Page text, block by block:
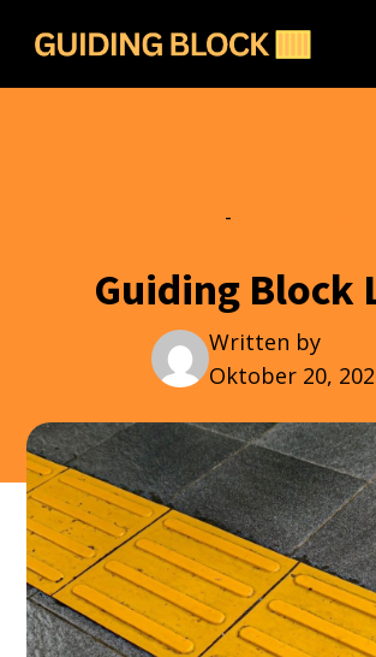
-
Guiding Block
Written by
Oktober 20,